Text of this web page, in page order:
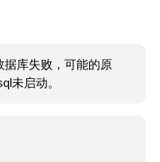
据库失败，可能的原
未启动。